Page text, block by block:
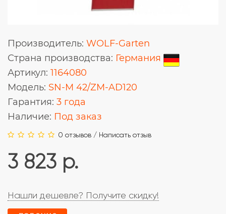
Производитель: WOLF-Garten
Страна производства: Германия
Артикул: 1164080
Модель: SN-M 42/ZM-AD120
Гарантия: 3 года
Наличие: Под заказ
0 отзывов / Написать отзыв
3 823 р.
Нашли дешевле? Получите скидку!